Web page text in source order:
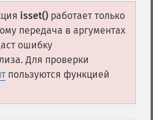
isset() работает только
передача в аргументах
ошибку
Для проверки
пользуются функцией